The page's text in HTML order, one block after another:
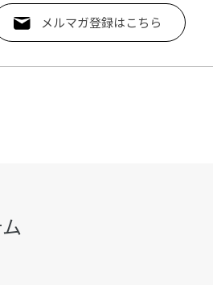
メルマガ登録はこちら